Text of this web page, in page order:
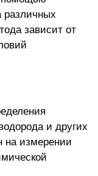
различных
зависит от
и других
на измерении